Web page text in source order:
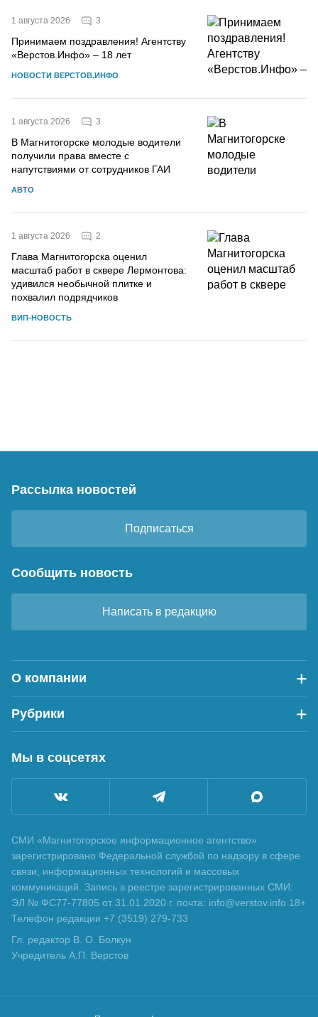
1 августа 2026 3
Принимаем поздравления! Агентству
«Верстов.Инфо» – 18 лет
НОВОСТИ ВЕРСТОВ.ИНФО
1 августа 2026 3
В Магнитогорске молодые водители
получили права вместе с
напутствиями от сотрудников ГАИ
АВТО
1 августа 2026 2
Глава Магнитогорска оценил
масштаб работ в сквере Лермонтова:
удивился необычной плитке и
похвалил подрядчиков
ВИП-НОВОСТЬ
Рассылка новостей
Подписаться
Сообщить новость
Написать в редакцию
О компании
Рубрики
Мы в соцсетях
СМИ «Магнитогорское информационное агентство»
зарегистрировано Федеральной службой по надзору в сфере
связи, информационных технологий и массовых
коммуникаций. Запись в реестре зарегистрированных СМИ:
ЭЛ № ФС77-77805 от 31.01.2020 г. почта: info@verstov.info 18+
Телефон редакции +7 (3519) 279-733
Гл. редактор В. О. Болкун
Учредитель А.П. Верстов